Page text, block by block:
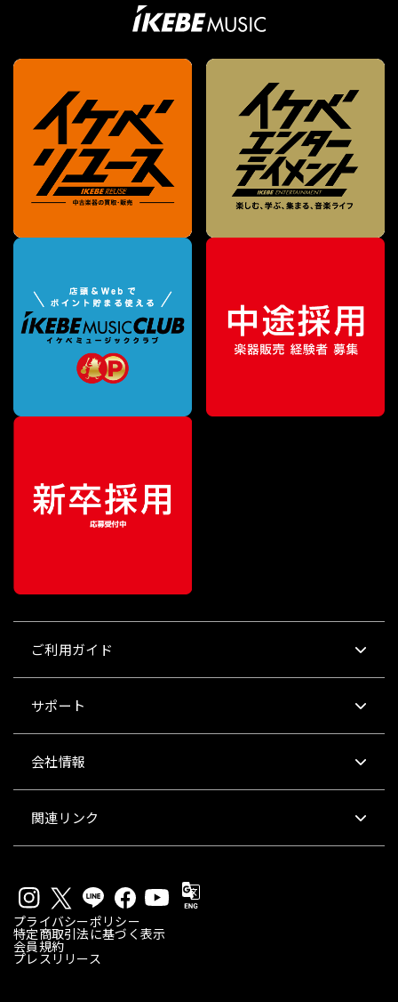
ご利用ガイド
サポート
会社情報
関連リンク
プライバシーポリシー
特定商取引法に基づく表示
会員規約
プレスリリース